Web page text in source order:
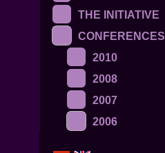
THE INITIATIVE
CONFERENCES
2010
2008
2007
2006